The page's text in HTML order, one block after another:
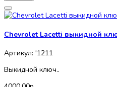
Chevrolet Lacetti выкидной
Артикул: '1211
Выкидной ключ..